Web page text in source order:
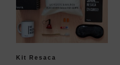
Kit Resaca